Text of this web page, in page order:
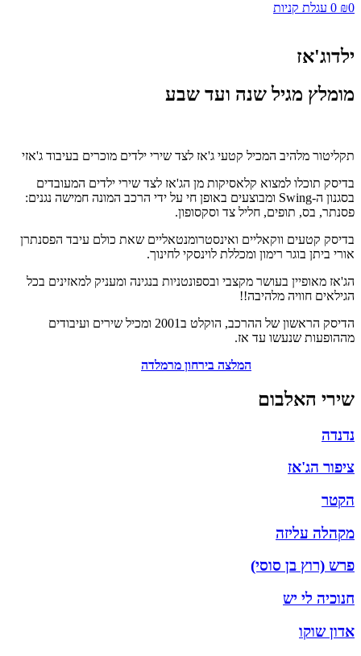
₪
0 עגלת קניות
מגיל שנה ועד שבע
מלהיב המכיל קטעי ג'אזלצד שירי ילדים מוכרים בעיבוד ג'אזי
תוכלו למצוא קלאסיקות מן הג'אז לצד שירי ילדים המעובדים
ה-Swing ומבוצעים באופן חי על ידי הרכב המונה חמישה
נגנים:
בס, תופים, חליל צד וסקסופון.
קטעים ווקאליים ואינסטרומנטאלייםשאת כולם עיבד הפסנתרן
ביתןבוגר רימון ומכללת לוינסקי לחינוך.
מאופיין בעושר מקצבי ובספונטניות בנגינהומעניק למאזינים בכל
חוויה מלהיבה!!
הדיסק הראשון של ההרכב, הוקלט ב2001 ומכיל שירים ועיבודים
שנעשו עד אז.
המלצה בירחון מרמלדה
האלבום
הג'אז
עליזה
(רוץ בן סוסי)
לי יש
שוקו